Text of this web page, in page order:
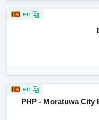
PHP - Moratuwa City